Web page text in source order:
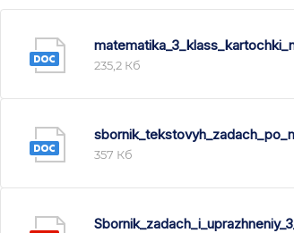
235,2 Кб
357 Кб